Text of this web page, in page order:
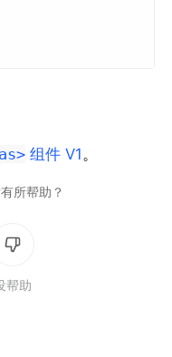
组件 V1 。
所帮助？
帮助